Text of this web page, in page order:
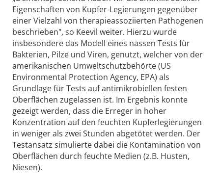
Eigenschaften von Kupfer-Legierungen gegenüber
einer Vielzahl von therapieassoziierten Pathogenen
beschrieben", so Keevil weiter. Hierzu wurde
insbesondere das Modell eines nassen Tests für
Bakterien, Pilze und Viren, genutzt, welcher von der
amerikanischen Umweltschutzbehörte (US
Environmental Protection Agency, EPA) als
Grundlage für Tests auf antimikrobiellen festen
Oberflächen zugelassen ist. Im Ergebnis konnte
gezeigt werden, dass die Erreger in hoher
Konzentration auf den feuchten Kupferlegierungen
in weniger als zwei Stunden abgetötet werden. Der
Testansatz simulierte dabei die Kontamination von
Oberflächen durch feuchte Medien (z.B. Husten,
Niesen).